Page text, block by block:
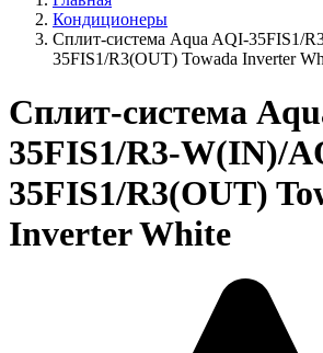
Кондиционеры
Сплит-система Aqua AQI-35FIS1/
35FIS1/R3(OUT) Towada Inverter
Сплит-система
35FIS1/R3-W(IN)/
35FIS1/R3(OUT)
Inverter White